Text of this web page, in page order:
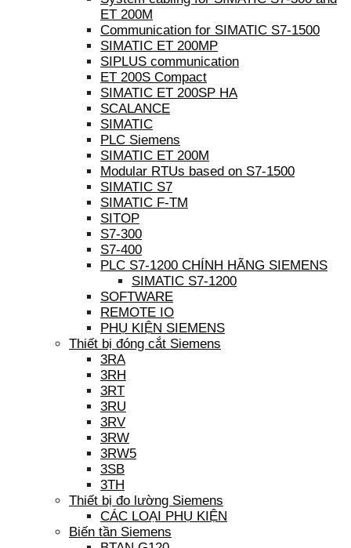
ET 200M
Communication for SIMATIC S7-1500
SIMATIC ET 200MP
SIPLUS communication
ET 200S Compact
SIMATIC ET 200SP HA
SCALANCE
SIMATIC
PLC Siemens
SIMATIC ET 200M
Modular RTUs based on S7-1500
SIMATIC S7
SIMATIC F-TM
SITOP
S7-300
S7-400
PLC S7-1200 CHÍNH HÃNG SIEMENS
SIMATIC S7-1200
SOFTWARE
REMOTE IO
PHỤ KIỆN SIEMENS
Thiết bị đóng cắt Siemens
3RA
3RH
3RT
3RU
3RV
3RW
3RW5
3SB
3TH
Thiết bị đo lường Siemens
CÁC LOẠI PHỤ KIỆN
Biến tần Siemens